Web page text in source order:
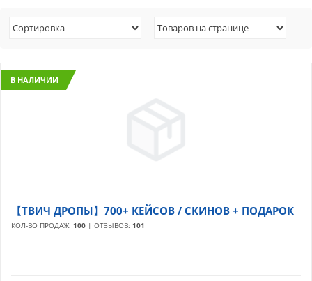
В НАЛИЧИИ
【ТВИЧ ДРОПЫ】700+ КЕЙСОВ / СКИНОВ + ПОДАРОК
КОЛ-ВО ПРОДАЖ: 100 | ОТЗЫВОВ: 101